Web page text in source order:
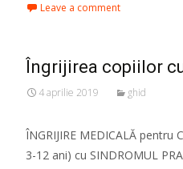
Leave a comment
Îngrijirea copiilor
4 aprilie 2019 ghid
ÎNGRIJIRE MEDICALĂ pentru
3-12 ani) cu SINDROMUL